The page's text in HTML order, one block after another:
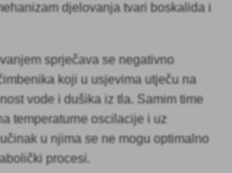
djelovanja tvari boskalida i
sprječava se negativno
koji u usjevima utječu na
vode i dušika iz tla. Samim time
temperaturne oscilacije i uz
u njima se ne mogu optimalno
procesi.